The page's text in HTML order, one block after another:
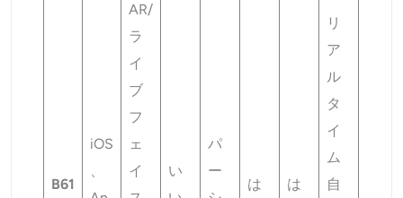
B61
iOS
、
AR/
ラ
イ
ブ
フ
ェ
イ
い
パ
ー
は
は
リ
ア
ル
タ
イ
ム
自